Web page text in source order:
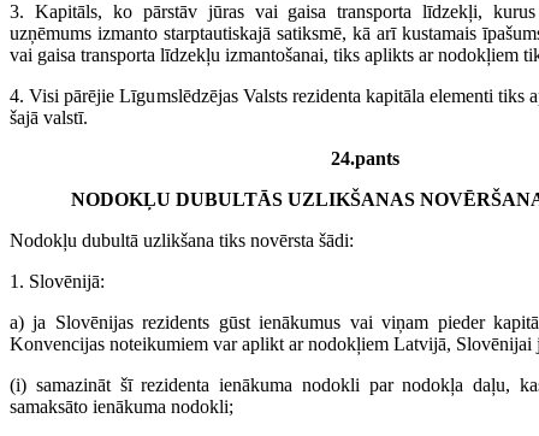
3. Kapitāls, ko pārstāv jūras vai gaisa transporta līdzekļi, kurus
uzņēmums izmanto starptautiskajā satiksmē, kā arī kustamais
vai gaisa transporta līdzekļu izmantošanai, tiks aplikts ar nodokļiem
4. Visi pārējie Līgumslēdzējas Valsts rezidenta kapitāla elementi tiks
šajā valstī.
24.pants
NODOKĻU DUBULTĀS UZLIKŠANAS
Nodokļu dubultā uzlikšana tiks novērsta šādi:
1. Slovēnijā:
a) ja Slovēnijas rezidents gūst ienākumus vai viņam pieder
Konvencijas noteikumiem var aplikt ar nodokļiem Latvijā, Slovēnijai
(i) samazināt šī rezidenta ienākuma nodokli par nodokļa daļu,
samaksāto ienākuma nodokli;